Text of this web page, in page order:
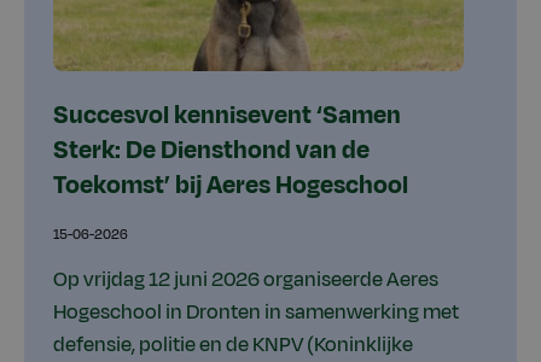
Succesvol kennisevent ‘Samen
Sterk: De Diensthond van de
Toekomst’ bij Aeres Hogeschool
15-06-2026
Op vrijdag 12 juni 2026 organiseerde Aeres
Hogeschool in Dronten in samenwerking met
defensie, politie en de KNPV (Koninklijke